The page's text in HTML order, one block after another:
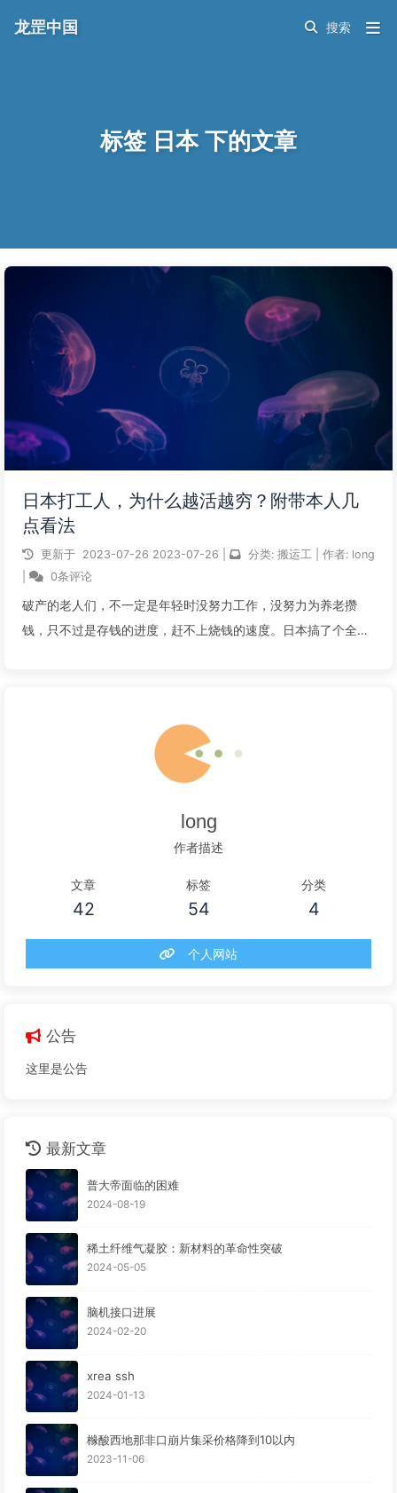
标签 日本 下的文章
龙罡中国
日本打工人，为什么越活越穷？附带本人几
点看法
更新于 2023-07-26 2023-07-26 分类: 搬运工 作者: long
0条评论
破产的老人们，不一定是年轻时没努力工作，没努力为养老攒
钱，只不过是存钱的进度，赶不上烧钱的速度。日本搞了个全国
long
作者描述
文章
42
标签
54
分类
4
个人网站
公告
这里是公告
最新文章
普大帝面临的困难
2024-08-19
稀土纤维气凝胶：新材料的革命性突破
2024-05-05
脑机接口进展
2024-02-20
xrea ssh
2024-01-13
橼酸西地那非口崩片集采价格降到10以内
2023-11-06